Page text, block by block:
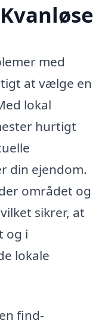
med
at vælge en
lokal
hurtigt
din ejendom.
området og
sikrer, at
og i
lokale
find-